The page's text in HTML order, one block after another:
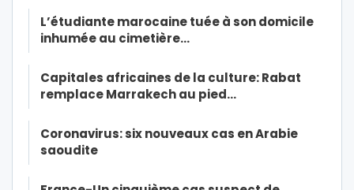
L’étudiante marocaine tuée à son domicile
inhumée au cimetière…
Capitales africaines de la culture: Rabat
remplace Marrakech au pied…
Coronavirus: six nouveaux cas en Arabie
saoudite